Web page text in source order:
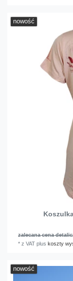
nowość
zalecana cena
*z VAT pluskoszty
nowość